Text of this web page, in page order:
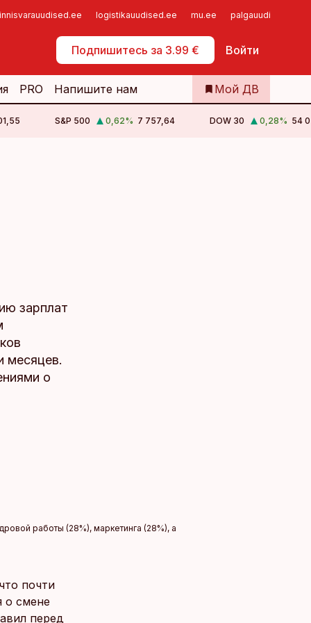
logistikauudised.ee mu.ee palgauudised.ee
Подпишитесь за 3.99 € Войти
Самообслуживание
PRO Напишите нам Мой ДВ
S&P 500 0,62% 7 757,64 DOW 30 0,28% 54
зарплат
месяцев.
о
работы (28%), маркетинга (28%), а
почти
о смене
перед